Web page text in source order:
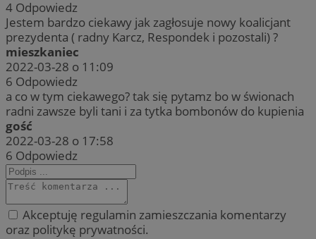
4 Odpowiedz
Jestem bardzo ciekawy jak zagłosuje nowy koalicjant
prezydenta ( radny Karcz, Respondek i pozostali) ?
mieszkaniec
2022-03-28 o 11:09
6 Odpowiedz
a co w tym ciekawego? tak się pytamz bo w świonach
radni zawsze byli tani i za tytka bombonów do kupienia
gość
2022-03-28 o 17:58
6 Odpowiedz
Akceptuję regulamin zamieszczania komentarzy
oraz politykę prywatności.